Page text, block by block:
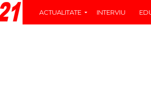
ACTUALITATE INTERVIU